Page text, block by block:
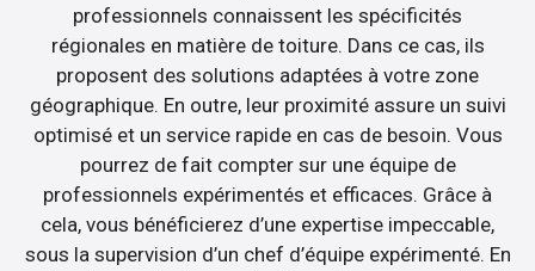
professionnels connaissent les spécificités
régionales en matière de toiture. Dans ce cas, ils
proposent des solutions adaptées à votre zone
géographique. En outre, leur proximité assure un suivi
optimisé et un service rapide en cas de besoin. Vous
pourrez de fait compter sur une équipe de
professionnels expérimentés et efficaces. Grâce à
cela, vous bénéficierez d’une expertise impeccable,
sous la supervision d’un chef d’équipe expérimenté. En